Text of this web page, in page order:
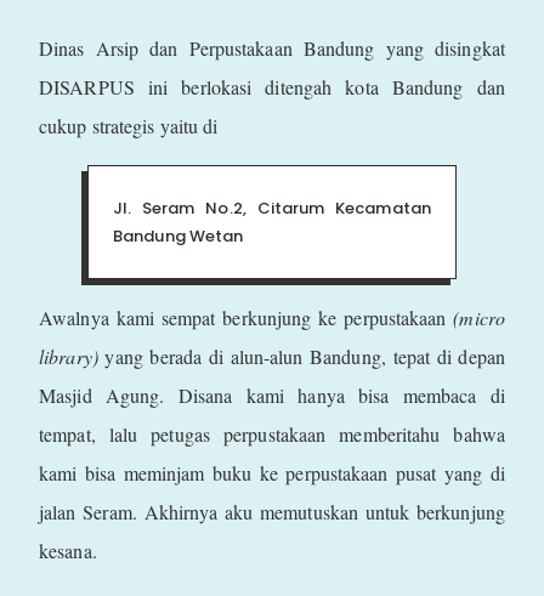
Dinas Arsip dan Perpustakaan Bandung yang disingkat
DISARPUS ini berlokasi ditengah kota Bandung dan
cukup strategis yaitu di
Jl. Seram No.2, Citarum Kecamatan
Bandung Wetan
Awalnya kami sempat berkunjung ke perpustakaan(micro
library)yang berada di alun-alun Bandung, tepat di depan
Masjid Agung. Disana kami hanya bisa membaca di
tempat, lalu petugas perpustakaan memberitahu bahwa
kami bisa meminjam buku ke perpustakaan pusat yang di
jalan Seram. Akhirnya aku memutuskan untuk berkunjung
kesana.